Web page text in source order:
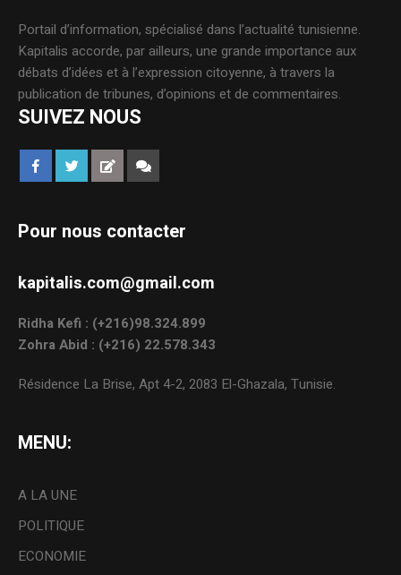
Portail d’information, spécialisé dans l’actualité tunisienne.
Kapitalis accorde, par ailleurs, une grande importance aux
débats d’idées et à l’expression citoyenne, à travers la
publication de tribunes, d’opinions et de commentaires.
SUIVEZ NOUS
Pour nous contacter
kapitalis.com@gmail.com
Ridha Kefi : (+216)98.324.899
Zohra Abid : (+216) 22.578.343
Résidence La Brise, Apt 4-2, 2083 El-Ghazala, Tunisie.
MENU:
A LA UNE
POLITIQUE
ECONOMIE